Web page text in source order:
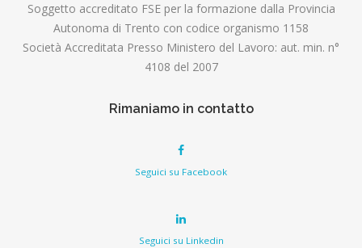
Soggetto accreditato FSE per la formazione dalla Provincia
Autonoma di Trento con codice organismo 1158
Società Accreditata Presso Ministero del Lavoro: aut. min. n°
4108 del 2007
Rimaniamo in contatto
Seguici su Facebook
Seguici su Linkedin